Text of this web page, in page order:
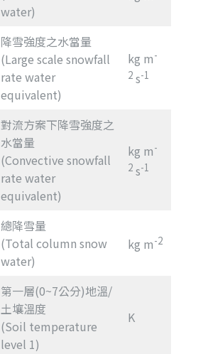
water)
降雪強度之水當量
(Large scale snowfall
rate water
equivalent)
kg m-
2 s-1
對流方案下降雪強度之
水當量
(Convective snowfall
rate water
equivalent)
kg m-
2 s-1
總降雪量
(Total column snow
water)
kg m-2
第一層(0~7公分)地溫/
土壤溫度
(Soil temperature
level 1)
K